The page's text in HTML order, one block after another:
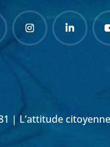
| L’attitude